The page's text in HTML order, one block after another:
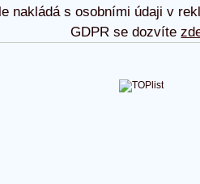
nakládá s osobními údaji v
GDPR se dozvíte